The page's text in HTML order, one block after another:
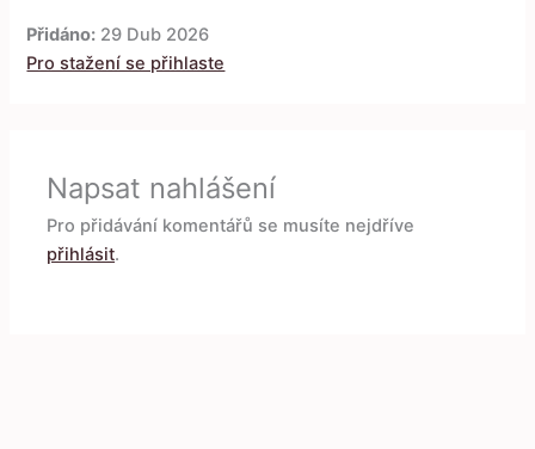
Přidáno: 29 Dub 2026
Pro stažení se přihlaste
Napsat nahlášení
Pro přidávání komentářů se musíte nejdříve
přihlásit.